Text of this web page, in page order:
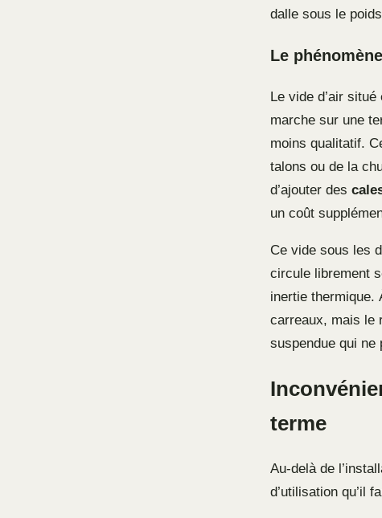
dalle sous le
Le
Le vide d’air
marche sur une
moins qualitatif.
talons ou de la
d’ajouter des
un coût
Ce vide sous les
circule librement
inertie thermique.
carreaux, mais le
suspendue qui ne
terme
Au-delà de
d’utilisation qu’il